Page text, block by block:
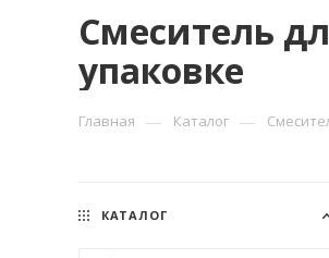
Смеситель
упаковке
Главная — Каталог —
КАТАЛОГ